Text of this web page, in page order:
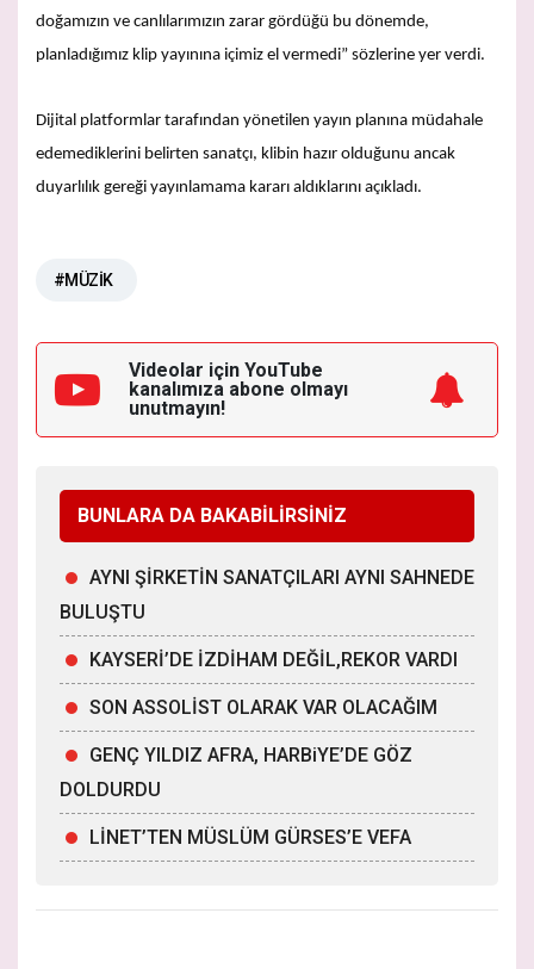
doğamızın ve canlılarımızın zarar gördüğü bu dönemde,
planladığımız klip yayınına içimiz el vermedi” sözlerine yer verdi.
Dijital platformlar tarafından yönetilen yayın planına müdahale
edemediklerini belirten sanatçı, klibin hazır olduğunu ancak
duyarlılık gereği yayınlamama kararı aldıklarını açıkladı.
#MÜZİK
Videolar için YouTube
kanalımıza abone olmayı
unutmayın!
BUNLARA DA BAKABİLİRSİNİZ
AYNI ŞİRKETİN SANATÇILARI AYNI SAHNEDE
BULUŞTU
KAYSERİ’DE İZDİHAM DEĞİL,REKOR VARDI
SON ASSOLİST OLARAK VAR OLACAĞIM
GENÇ YILDIZ AFRA, HARBiYE’DE GÖZ
DOLDURDU
LİNET’TEN MÜSLÜM GÜRSES’E VEFA